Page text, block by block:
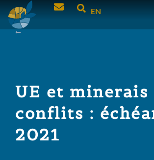
EN
UE et minerais
conflits :
2021